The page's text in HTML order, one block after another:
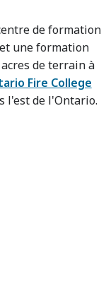
de formation
une formation
de terrain à
Fire College
l'est de l'Ontario.